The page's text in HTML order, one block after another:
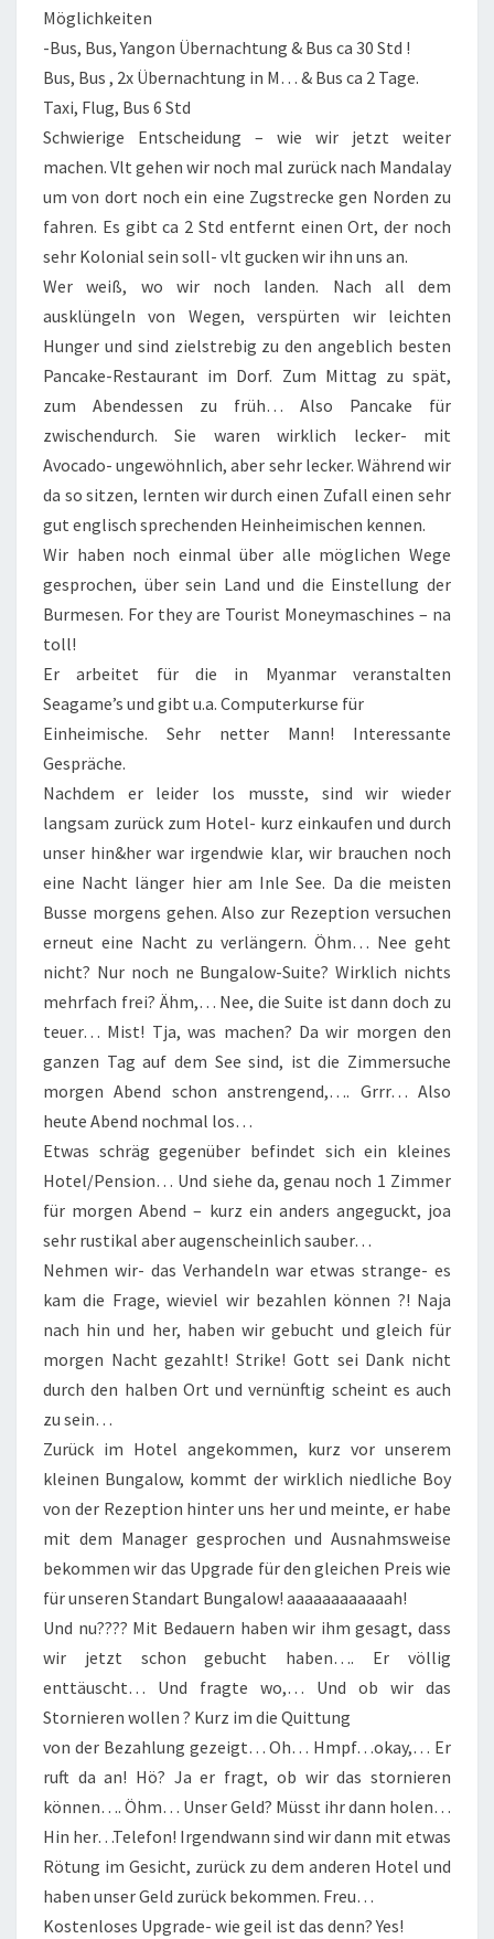
Möglichkeiten
-Bus, Bus, Yangon Übernachtung & Bus ca 30 Std !
Bus, Bus , 2x Übernachtung in M… & Bus ca 2 Tage.
Taxi, Flug, Bus 6 Std
Schwierige Entscheidung – wie wir jetzt weiter
machen. Vlt gehen wir noch mal zurück nach Mandalay
um von dort noch ein eine Zugstrecke gen Norden zu
fahren. Es gibt ca 2 Std entfernt einen Ort, der noch
sehr Kolonial sein soll- vlt gucken wir ihn uns an.
Wer weiß, wo wir noch landen. Nach all dem
ausklüngeln von Wegen, verspürten wir leichten
Hunger und sind zielstrebig zu den angeblich besten
Pancake-Restaurant im Dorf. Zum Mittag zu spät,
zum Abendessen zu früh… Also Pancake für
zwischendurch. Sie waren wirklich lecker- mit
Avocado- ungewöhnlich, aber sehr lecker. Während wir
da so sitzen, lernten wir durch einen Zufall einen sehr
gut englisch sprechenden Heinheimischen kennen.
Wir haben noch einmal über alle möglichen Wege
gesprochen, über sein Land und die Einstellung der
Burmesen. For they are Tourist Moneymaschines – na
toll!
Er arbeitet für die in Myanmar veranstalten
Seagame’s und gibt u.a. Computerkurse für
Einheimische. Sehr netter Mann! Interessante
Gespräche.
Nachdem er leider los musste, sind wir wieder
langsam zurück zum Hotel- kurz einkaufen und durch
unser hin&her war irgendwie klar, wir brauchen noch
eine Nacht länger hier am Inle See. Da die meisten
Busse morgens gehen. Also zur Rezeption versuchen
erneut eine Nacht zu verlängern. Öhm… Nee geht
nicht? Nur noch ne Bungalow-Suite? Wirklich nichts
mehrfach frei? Ähm,… Nee, die Suite ist dann doch zu
teuer… Mist! Tja, was machen? Da wir morgen den
ganzen Tag auf dem See sind, ist die Zimmersuche
morgen Abend schon anstrengend,…. Grrr… Also
heute Abend nochmal los…
Etwas schräg gegenüber befindet sich ein kleines
Hotel/Pension… Und siehe da, genau noch 1 Zimmer
für morgen Abend – kurz ein anders angeguckt, joa
sehr rustikal aber augenscheinlich sauber…
Nehmen wir- das Verhandeln war etwas strange- es
kam die Frage, wieviel wir bezahlen können ?! Naja
nach hin und her, haben wir gebucht und gleich für
morgen Nacht gezahlt! Strike! Gott sei Dank nicht
durch den halben Ort und vernünftig scheint es auch
zu sein…
Zurück im Hotel angekommen, kurz vor unserem
kleinen Bungalow, kommt der wirklich niedliche Boy
von der Rezeption hinter uns her und meinte, er habe
mit dem Manager gesprochen und Ausnahmsweise
bekommen wir das Upgrade für den gleichen Preis wie
für unseren Standart Bungalow! aaaaaaaaaaaah!
Und nu???? Mit Bedauern haben wir ihm gesagt, dass
wir jetzt schon gebucht haben…. Er völlig
enttäuscht… Und fragte wo,… Und ob wir das
Stornieren wollen ? Kurz im die Quittung
von der Bezahlung gezeigt… Oh… Hmpf…okay,… Er
ruft da an! Hö? Ja er fragt, ob wir das stornieren
können…. Öhm… Unser Geld? Müsst ihr dann holen…
Hin her…Telefon! Irgendwann sind wir dann mit etwas
Rötung im Gesicht, zurück zu dem anderen Hotel und
haben unser Geld zurück bekommen. Freu…
Kostenloses Upgrade- wie geil ist das denn? Yes!